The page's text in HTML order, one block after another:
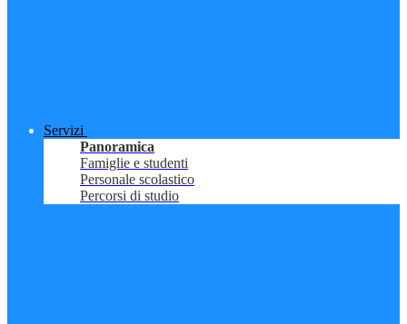
Servizi
Panoramica
Famiglie e studenti
Personale scolastico
Percorsi di studio